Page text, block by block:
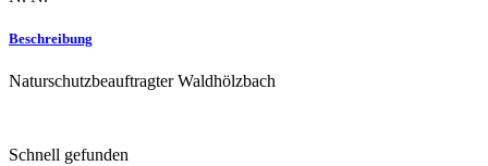
Beschreibung
Naturschutzbeauftragter Waldhölzbach
Schnell gefunden